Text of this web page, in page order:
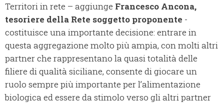
Territori in rete – aggiunge Francesco Ancona,
tesoriere della Rete soggetto proponente -
costituisce una importante decisione: entrare in
questa aggregazione molto più ampia, con molti altri
partner che rappresentano la quasi totalità delle
filiere di qualità siciliane, consente di giocare un
ruolo sempre più importante per l’alimentazione
biologica ed essere da stimolo verso gli altri partner